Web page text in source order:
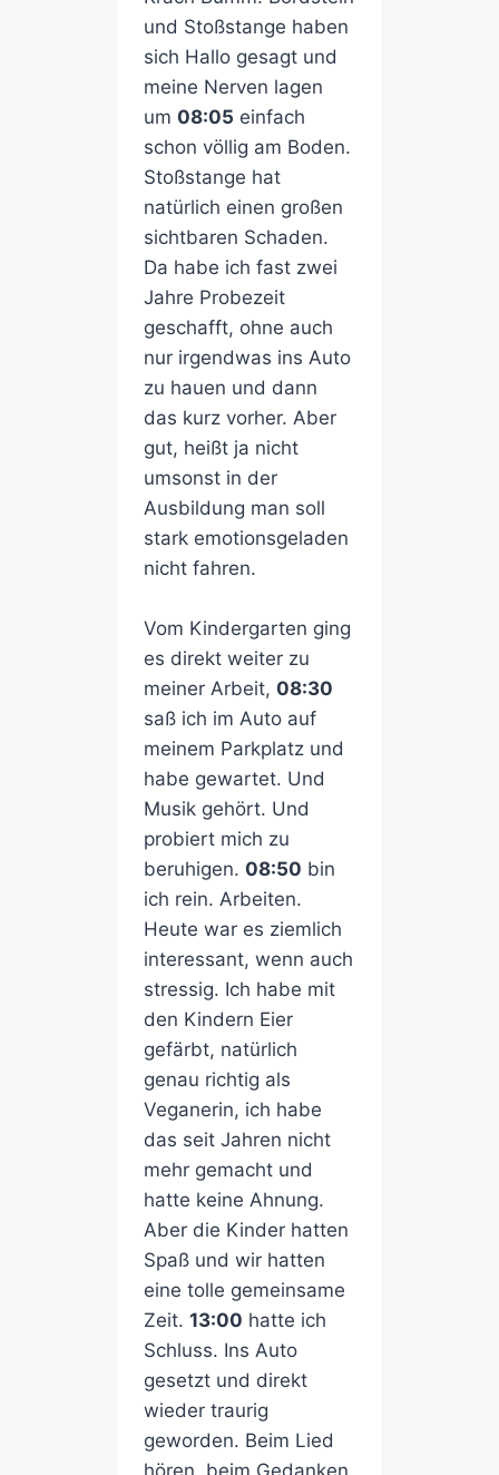
und Stoßstange haben
sich Hallo gesagt und
meine Nerven lagen
um 08:05 einfach
schon völlig am Boden.
Stoßstange hat
natürlich einen großen
sichtbaren Schaden.
Da habe ich fast zwei
Jahre Probezeit
geschafft, ohne auch
nur irgendwas ins Auto
zu hauen und dann
das kurz vorher. Aber
gut, heißt ja nicht
umsonst in der
Ausbildung man soll
stark emotionsgeladen
nicht fahren.
Vom Kindergarten ging
es direkt weiter zu
meiner Arbeit, 08:30
saß ich im Auto auf
meinem Parkplatz und
habe gewartet. Und
Musik gehört. Und
probiert mich zu
beruhigen. 08:50 bin
ich rein. Arbeiten.
Heute war es ziemlich
interessant, wenn auch
stressig. Ich habe mit
den Kindern Eier
gefärbt, natürlich
genau richtig als
Veganerin, ich habe
das seit Jahren nicht
mehr gemacht und
hatte keine Ahnung.
Aber die Kinder hatten
Spaß und wir hatten
eine tolle gemeinsame
Zeit. 13:00 hatte ich
Schluss. Ins Auto
gesetzt und direkt
wieder traurig
geworden. Beim Lied